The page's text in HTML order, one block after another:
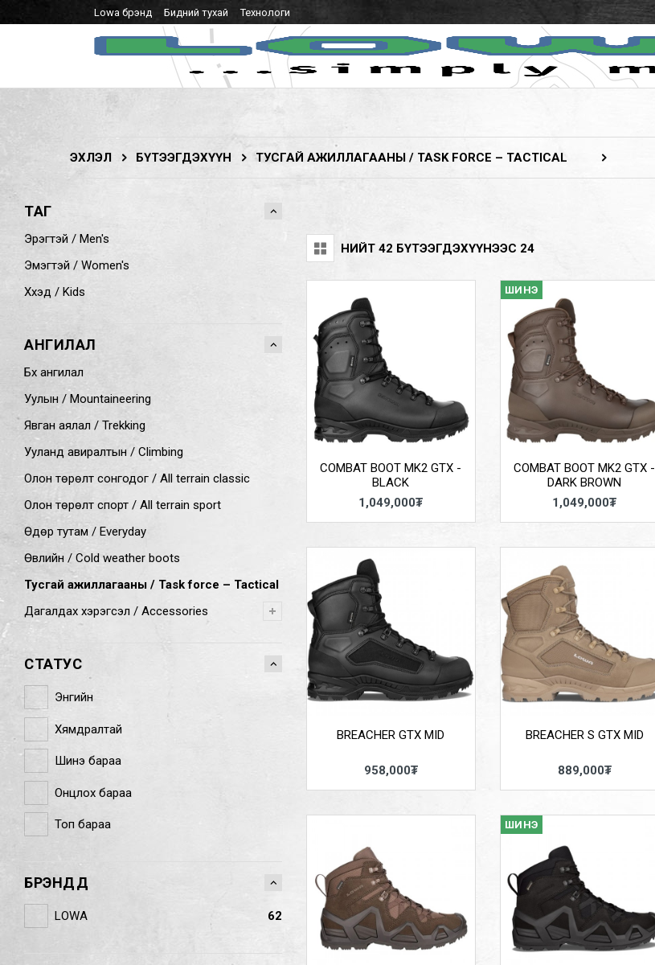
Lowa брэнд Бидний тухай Технологи
ЭХЛЭЛ БҮТЭЭГДЭХҮҮН ТУСГАЙ АЖИЛЛАГААНЫ / TASK FORCE – TACTICAL
ТАГ
Эрэгтэй / Men's
Эмэгтэй / Women's
Хүүхэд / Kids
АНГИЛАЛ
Бүх ангилал
Уулын / Mountaineering
Явган аялал / Trekking
Ууланд авиралтын / Climbing
Олон төрөлт сонгодог / All terrain classic
Олон төрөлт спорт / All terrain sport
Өдөр тутам / Everyday
Өвлийн / Cold weather boots
Тусгай ажиллагааны / Task force – Tactical
Дагалдах хэрэгсэл / Accessories
СТАТУС
Энгийн
Хямдралтай
Шинэ бараа
Онцлох бараа
Топ бараа
БРЭНДҮҮД
LOWA 62
НИЙТ 42 БҮТЭЭГДЭХҮҮНЭЭС 24
COMBAT BOOT MK2 GTX -
BLACK
1,049,000₮
ШИНЭ
COMBAT BOOT MK2 GTX -
DARK BROWN
1,049,000₮
BREACHER GTX MID
958,000₮
BREACHER S GTX MID
889,000₮
ШИНЭ